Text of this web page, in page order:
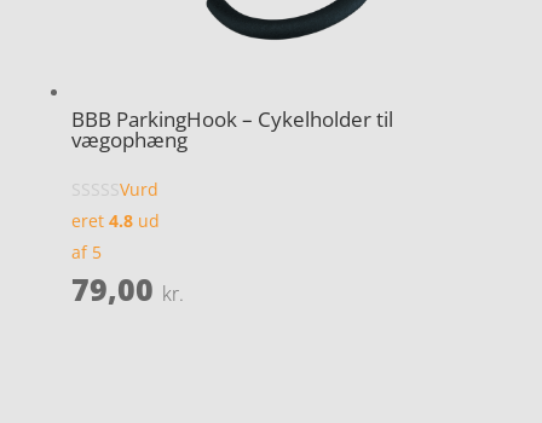
BBB ParkingHook – Cykelholder til
vægophæng
Vurd
eret 4.8ud
af 5
79,00 kr.